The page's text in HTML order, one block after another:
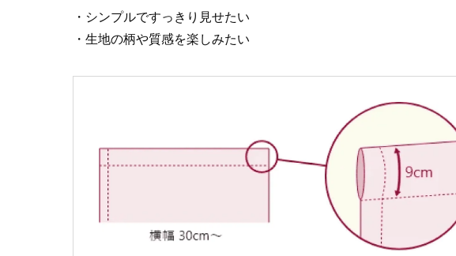
・シンプルですっきり見せたい
・生地の柄や質感を楽しみたい